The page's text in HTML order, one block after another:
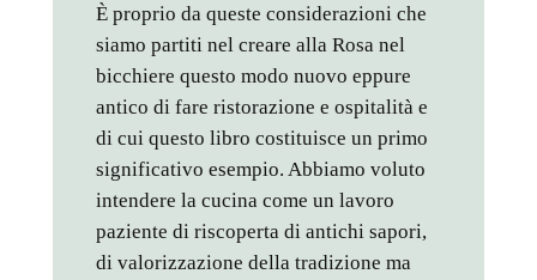
È proprio da queste considerazioni che
siamo partiti nel creare alla Rosa nel
bicchiere questo modo nuovo eppure
antico di fare ristorazione e ospitalità e
di cui questo libro costituisce un primo
significativo esempio. Abbiamo voluto
intendere la cucina come un lavoro
paziente di riscoperta di antichi sapori,
di valorizzazione della tradizione ma